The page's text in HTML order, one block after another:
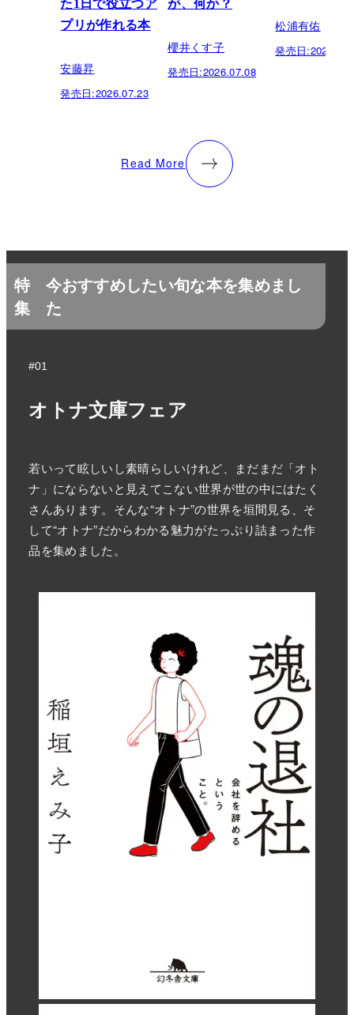
た1日で役立つア
プリが作れる本
安藤昇
発売日:2026.07.23
が、何か？
櫻井くす子
発売日:2026.07.08
松浦有佑
発売日:
Read More
特
集
今おすすめしたい旬な本を集めまし
た
#01
オトナ文庫フェア
若いって眩しいし素晴らしいけれど、まだまだ「オト
ナ」にならないと見えてこない世界が世の中にはたく
さんあります。そんな“オトナ”の世界を垣間見る、そ
して“オトナ”だからわかる魅力がたっぷり詰まった作
品を集めました。